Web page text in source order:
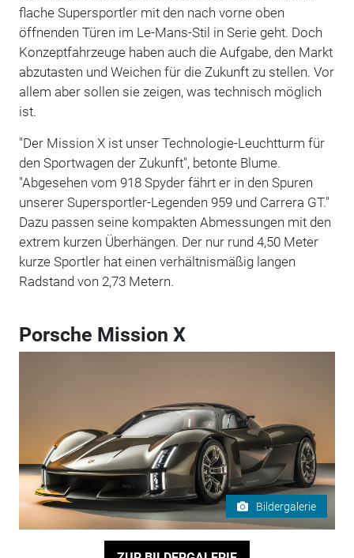
flache Supersportler mit den nach vorne oben
öffnenden Türen im Le-Mans-Stil in Serie geht. Doch
Konzeptfahrzeuge haben auch die Aufgabe, den Markt
abzutasten und Weichen für die Zukunft zu stellen. Vor
allem aber sollen sie zeigen, was technisch möglich
ist.
"Der Mission X ist unser Technologie-Leuchtturm für
den Sportwagen der Zukunft", betonte Blume.
"Abgesehen vom 918 Spyder fährt er in den Spuren
unserer Supersportler-Legenden 959 und Carrera GT."
Dazu passen seine kompakten Abmessungen mit den
extrem kurzen Überhängen. Der nur rund 4,50 Meter
kurze Sportler hat einen verhältnismäßig langen
Radstand von 2,73 Metern.
Porsche Mission X
Bildergalerie